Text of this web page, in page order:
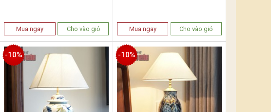
Mua ngay Cho vào giỏ Mua ngay Cho vào giỏ
-10% -10%